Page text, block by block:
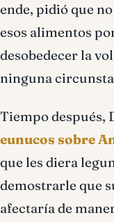
ende, pidió que
esos alimentos
desobedecer la
ninguna
Tiempo después,
eunucos sobre
que les diera
demostrarle que
afectaría de